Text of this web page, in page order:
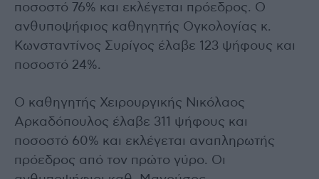
ποσοστό 76% και εκλέγεται πρόεδρος. Ο
ανθυποψήφιος καθηγητής Ογκολογίας κ.
Κωνσταντίνος Συρίγος έλαβε 123 ψήφους και
ποσοστό 24%.
Ο καθηγητής Χειρουργικής Νικόλαος
Αρκαδόπουλος έλαβε 311 ψήφους και
ποσοστό 60% και εκλέγεται αναπληρωτής
πρόεδρος από τον πρώτο γύρο. Οι